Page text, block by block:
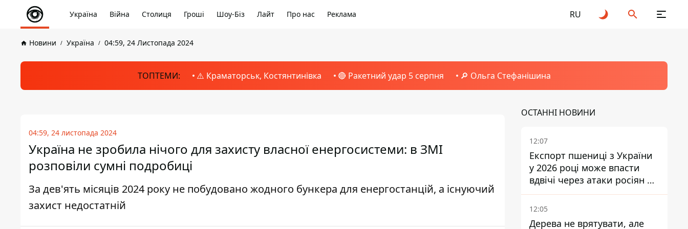
Україна Війна Столиця Гроші Шоу-Біз Лайт Про нас Реклама RU
Новини Україна 04:59, 24 Листопада 2024
ТОПТЕМИ: ⚠️ Краматорськ, Костянтинівка 🔴 Ракетний удар 5 серпня 🔎 Ольга Стефанішина
04:59, 24 листопада 2024
Україна не зробила нічого для захисту власної енергосистеми: в ЗМІ
розповіли сумні подробиці
За дев'ять місяців 2024 року не побудовано жодного бункера для енергостанцій, а існуючий
захист недостатній
ОСТАННІ НОВИНИ
12:07
Експорт пшениці з України
у 2026 році може впасти
вдвічі через атаки росіян по
портах
12:05
Дерева не врятувати, але